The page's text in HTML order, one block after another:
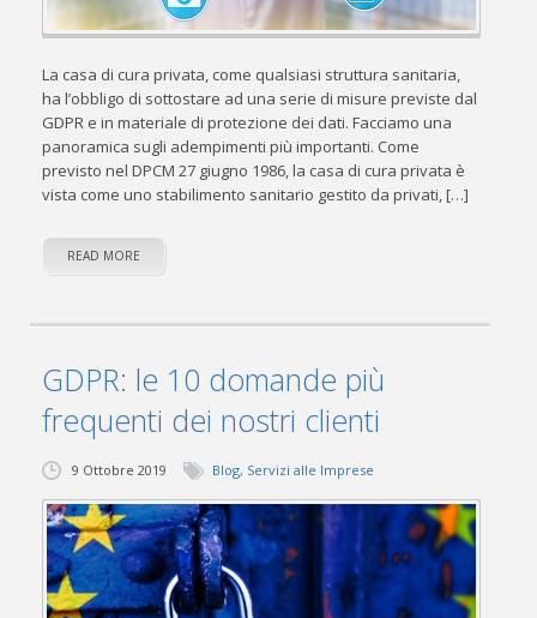
La casa di cura privata, come qualsiasi struttura sanitaria,
ha l’obbligo di sottostare ad una serie di misure previste dal
GDPR e in materiale di protezione dei dati. Facciamo una
panoramica sugli adempimenti più importanti. Come
previsto nel DPCM 27 giugno 1986, la casa di cura privata è
vista come uno stabilimento sanitario gestito da privati, […]
READ MORE
GDPR: le 10 domande più
frequenti dei nostri clienti
9 Ottobre 2019 Blog, Servizi alle Imprese